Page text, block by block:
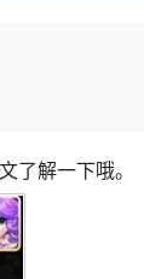
了解一下哦。